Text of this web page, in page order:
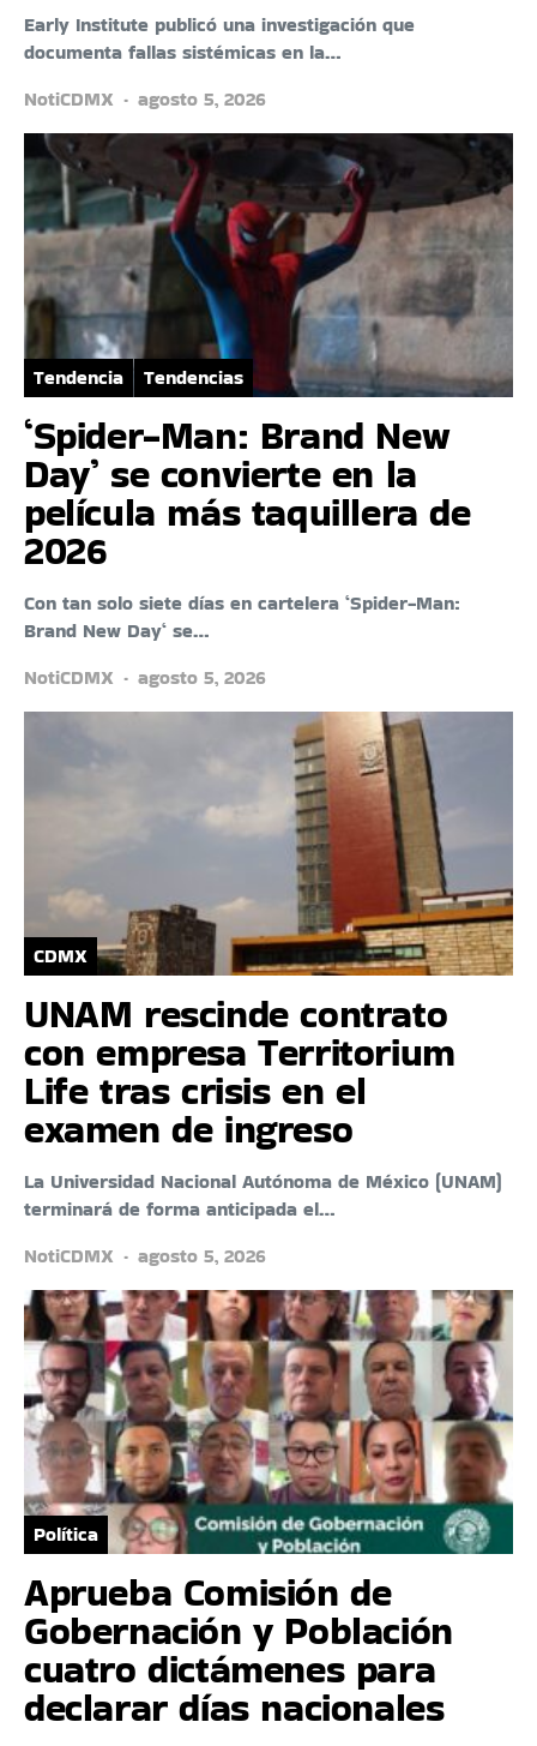
Early Institute publicó una investigación que
documenta fallas sistémicas en la…
NotiCDMX
agosto 5, 2026
Tendencia Tendencias
‘Spider-Man: Brand New
Day’ se convierte en la
película más taquillera de
2026
Con tan solo siete días en cartelera ‘Spider-Man:
Brand New Day‘ se…
NotiCDMX
agosto 5, 2026
CDMX
UNAM rescinde contrato
con empresa Territorium
Life tras crisis en el
examen de ingreso
La Universidad Nacional Autónoma de México (UNAM)
terminará de forma anticipada el…
NotiCDMX
agosto 5, 2026
Política
Aprueba Comisión de
Gobernación y Población
cuatro dictámenes para
declarar días nacionales